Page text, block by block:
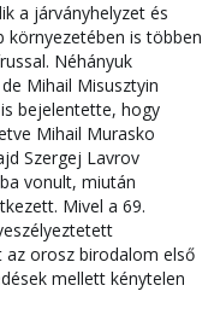
a járványhelyzet és
környezetében is többen
Néhányuk
Mihail Misusztyin
bejelentette, hogy
Mihail Murasko
Szergej Lavrov
vonult, miután
Mivel a 69.
orosz birodalom első
mellett kénytelen